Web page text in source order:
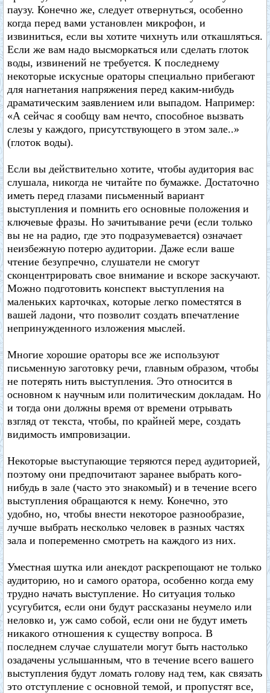
паузу. Конечно же, следует отвернуться, особенно
когда перед вами установлен микрофон, и
извиниться, если вы хотите чихнуть или откашляться.
Если же вам надо высморкаться или сделать глоток
воды, извинений не требуется. К последнему
некоторые искусные ораторы специально прибегают
для нагнетания напряжения перед каким-нибудь
драматическим заявлением или выпадом. Например:
«А сейчас я сообщу вам нечто, способное вызвать
слезы у каждого, присутствующего в этом зале..»
(глоток воды).
Если вы действительно хотите, чтобы аудитория вас
слушала, никогда не читайте по бумажке. Достаточно
иметь перед глазами письменный вариант
выступления и помнить его основные положения и
ключевые фразы. Но зачитывание речи (если только
вы не на радио, где это подразумевается) означает
неизбежную потерю аудитории. Даже если ваше
чтение безупречно, слушатели не смогут
сконцентрировать свое внимание и вскоре заскучают.
Можно подготовить конспект выступления на
маленьких карточках, которые легко поместятся в
вашей ладони, что позволит создать впечатление
непринужденного изложения мыслей.
Многие хорошие ораторы все же используют
письменную заготовку речи, главным образом, чтобы
не потерять нить выступления. Это относится в
основном к научным или политическим докладам. Но
и тогда они должны время от времени отрывать
взгляд от текста, чтобы, по крайней мере, создать
видимость импровизации.
Некоторые выступающие теряются перед аудиторией,
поэтому они предпочитают заранее выбрать кого-
нибудь в зале (часто это знакомый) и в течение всего
выступления обращаются к нему. Конечно, это
удобно, но, чтобы внести некоторое разнообразие,
лучше выбрать несколько человек в разных частях
зала и попеременно смотреть на каждого из них.
Уместная шутка или анекдот раскрепощают не только
аудиторию, но и самого оратора, особенно когда ему
трудно начать выступление. Но ситуация только
усугубится, если они будут рассказаны неумело или
неловко и, уж само собой, если они не будут иметь
никакого отношения к существу вопроса. В
последнем случае слушатели могут быть настолько
озадачены услышанным, что в течение всего вашего
выступления будут ломать голову над тем, как связать
это отступление с основной темой, и пропустят все,